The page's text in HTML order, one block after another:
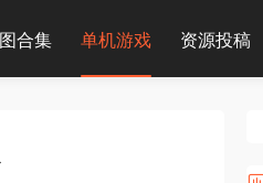
合集 单机游戏 资源投稿